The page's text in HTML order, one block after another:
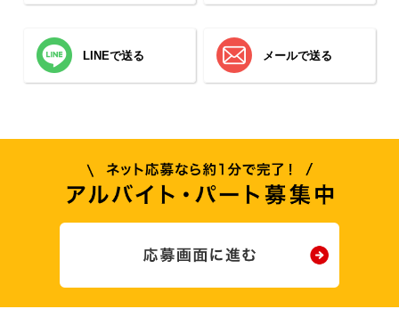
LINEで送る メールで送る